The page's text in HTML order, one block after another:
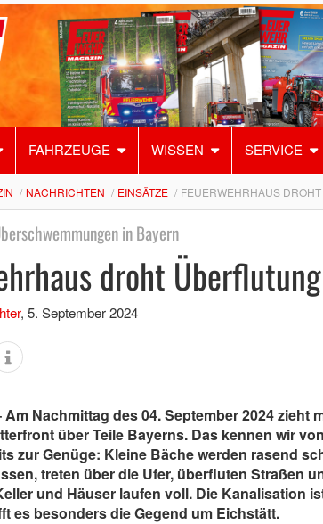
FAHRZEUGE WISSEN SERVICE
NACHRICHTEN EINSÄTZE FEUERWEHRHAUS
in Bayern
droht Überflutung
, 5. September 2024
Am Nachmittag des 04. September 2024 zieht
über Teile Bayerns. Das kennen wir
zur Genüge: Kleine Bäche werden rasend
treten über die Ufer, überfluten Straßen
und Häuser laufen voll. Die Kanalisation
es besonders die Gegend um Eichstätt.